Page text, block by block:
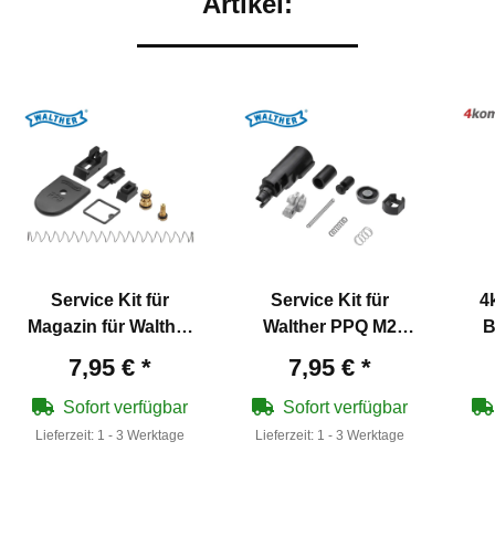
Service Kit für
Magazin für Walther
Pistole 6 mm BB Gas
Blowback
7,95 € *
Sofort verfügbar
Lieferzeit: 1 - 3 Werktage
Service Kit für
Walther PPQ M2
BB Gas Blowback
7,95 € *
Sofort verfügbar
Lieferzeit: 1 - 3 Werktage